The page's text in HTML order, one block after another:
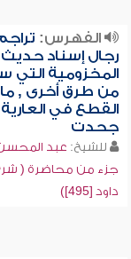
الفهرس:
رجال إسناد حديث
المخزومية التي
من طرق أخرى ,
القطع في العارية
جحدت
للشيخ: عبد المحسن
جزء من محاضرة (
داود [495])